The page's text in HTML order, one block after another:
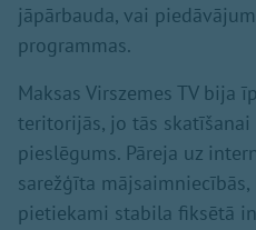
jāpārbauda, vai
programmas.
Maksas Virszemes TV bija
teritorijās, jo tās
pieslēgums. Pāreja uz
sarežģīta
pietiekami stabila fiksētā